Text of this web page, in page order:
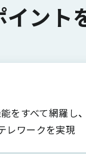
ント
をすべて網羅し、
レワークを実現